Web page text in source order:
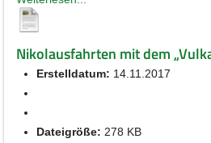
Nikolausfahrten mit dem
Erstelldatum: 14.11.2017
Dateigröße: 278 KB